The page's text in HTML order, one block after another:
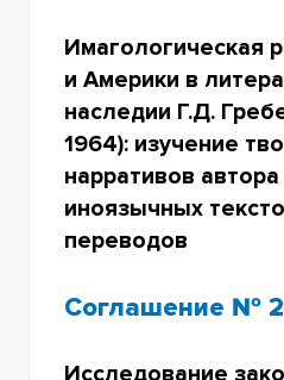
Имагологическая
и Америки в
наследии Г.Д.
1964): изучение
нарративов
иноязычных
переводов
Соглашение №